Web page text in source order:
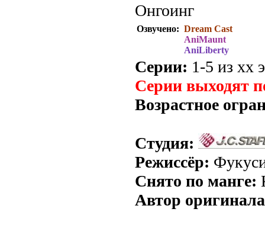
Онгоинг
Озвучено: Dream Cast
AniMaunt
AniLiberty
Серии: 1-5 из хх
Серии выходят
Возрастное
Студия:
Режиссёр:
Снято по манге:
Автор